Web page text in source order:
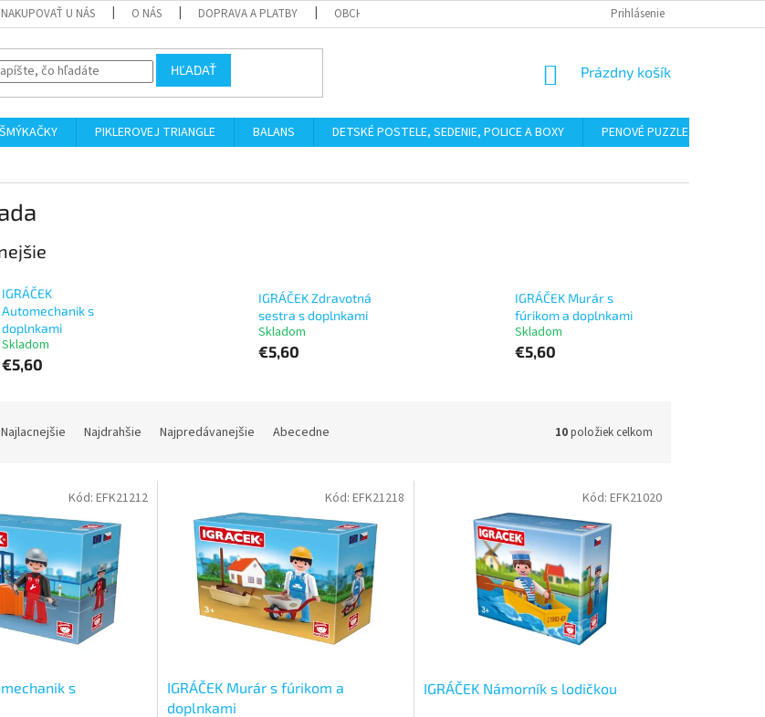
U NÁS O NÁS DOPRAVA A PLATBY OBCHODNÉ PODMIENKY PODMIENKY OCHRANY OSOBNÝCH ÚDAJOV
Prihlásenie
HĽADAŤ
NÁKUPNÝ
Prázdny košík
PIKLEROVEJ TRIANGLE BALANS DETSKÉ POSTELE, SEDENIE, POLICE A BOXY
PENOVÉ PUZZLE, ŽINENKY
IGRÁČEK
Automechanik s
doplnkami
Skladom
€5,60
IGRÁČEK Zdravotná
sestra s doplnkami
Skladom
€5,60
IGRÁČEK Murár s
fúrikom a doplnkami
Skladom
€5,60
Najlacnejšie Najdrahšie Najpredávanejšie Abecedne 10položiek celkom
s
Kód: EFK21212
IGRÁČEK Murár s fúrikom a
doplnkami
Kód: EFK21218
IGRÁČEK Námorník s lodičkou
Kód: EFK21020